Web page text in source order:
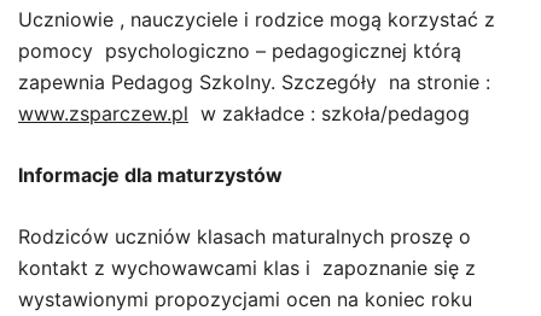
Uczniowie , nauczyciele i rodzice mogą korzystać z
pomocy psychologiczno – pedagogicznej którą
zapewnia Pedagog Szkolny. Szczegóły na stronie :
www.zsparczew.pl w zakładce : szkoła/pedagog
Informacje dla maturzystów
Rodziców uczniów klasach maturalnych proszę o
kontakt z wychowawcami klas i zapoznanie się z
wystawionymi propozycjami ocen na koniec roku